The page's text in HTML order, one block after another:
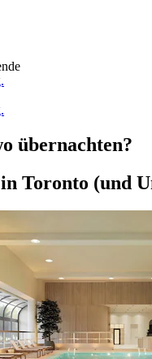
übernachten?
Toronto (und